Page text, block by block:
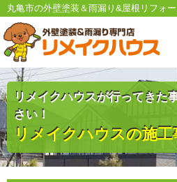
丸亀市の外壁塗装＆雨漏り&屋根リフォ
リメイクハウスが行ってきた
さい！
リメイクハウスの施工